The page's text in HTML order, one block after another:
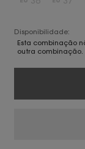
Disponibilidade:
Esta combinação
outra combinação.